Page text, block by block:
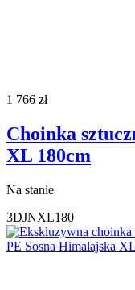
1 766 zł
Choinka
XL 180cm
Na stanie
3DJNXL180